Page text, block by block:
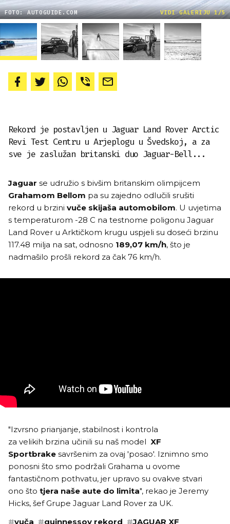
FOTO: AUTOGUIDE.COM VIDI GALERIJU 1/5
Rekord je postavljen u Jaguar Land Rover Arctic
Revi Test Centru u Arjeplogu u Švedskoj, a za
sve je zaslužan britanski duo Jaguar-Bell...
Jaguar se udružio s bivšim britanskim olimpijcem
Grahamom Bellom pa su zajedno odlučili srušiti
rekord u brzini vuče skijaša automobilom. U uvjetima
s temperaturom -28 C na testnome poligonu Jaguar
Land Rover u Arktičkom krugu uspjeli su doseći brzinu
117.48 milja na sat, odnosno 189,07 km/h, što je
nadmašilo prošli rekord za čak 76 km/h.
"Izvrsno prianjanje, stabilnost i kontrola
za velikih brzina učinili su naš model XF
Sportbrake savršenim za ovaj 'posao'. Iznimno smo
ponosni što smo podržali Grahama u ovome
fantastičnom pothvatu, jer upravo su ovakve stvari
ono što tjera naše aute do limita", rekao je Jeremy
Hicks, šef Grupe Jaguar Land Rover za UK.
#vuča #guinnessov rekord #JAGUAR XF